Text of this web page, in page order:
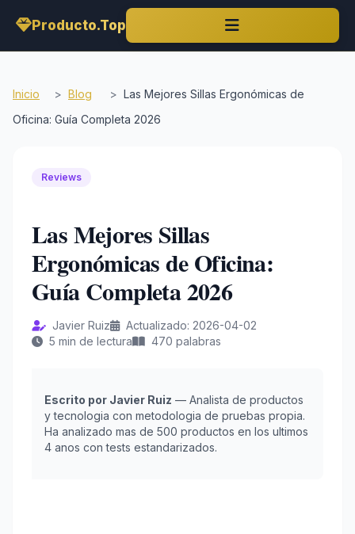
Producto.Top
Inicio > Blog > Las Mejores Sillas Ergonómicas de
Oficina: Guía Completa 2026
Reviews
Las Mejores Sillas
Ergonómicas de Oficina:
Guía Completa 2026
Javier Ruiz
Actualizado: 2026-04-02
5 min de lectura
470 palabras
Escrito por Javier Ruiz — Analista de productos
y tecnologia con metodologia de pruebas propia.
Ha analizado mas de 500 productos en los ultimos
4 anos con tests estandarizados.